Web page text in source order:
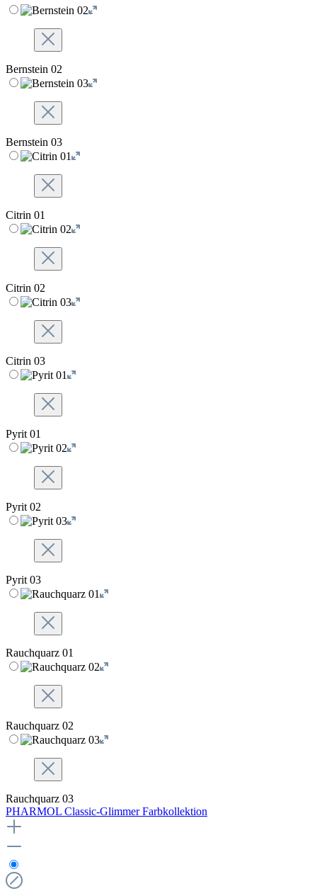
Bernstein 02
Bernstein 03
Citrin 01
Citrin 02
Citrin 03
Pyrit 01
Pyrit 02
Pyrit 03
Rauchquarz 01
Rauchquarz 02
Rauchquarz 03
PHARMOL Classic-Glimmer Farbkollektion